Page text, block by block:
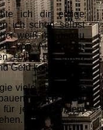
ich dir einige
ich schon selbst
weiß ich genau
von Anfang an
sollte, die einen
Geld kosten.
viele kostenlose
diese nicht
für jedes Problem